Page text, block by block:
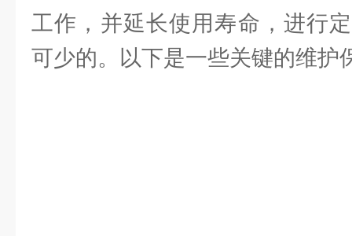
工作，并延长使用寿命，进行
可少的。以下是一些关键的维护